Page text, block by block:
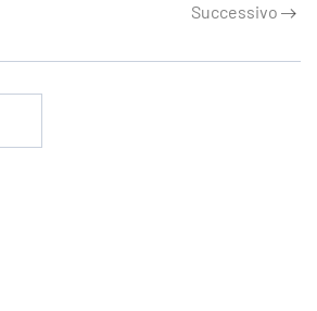
Successivo